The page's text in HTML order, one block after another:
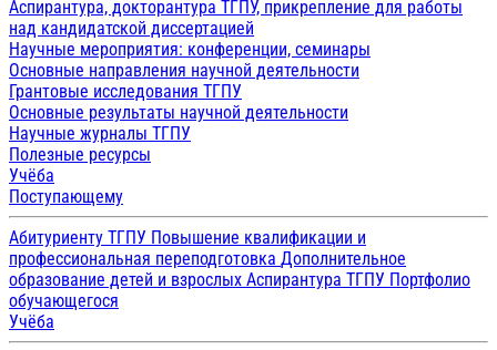
Аспирантура, докторантура ТГПУ, прикрепление для работы
над кандидатской диссертацией
Научные мероприятия: конференции, семинары
Основные направления научной деятельности
Грантовые исследования ТГПУ
Основные результаты научной деятельности
Научные журналы ТГПУ
Полезные ресурсы
Учёба
Поступающему
Абитуриенту ТГПУ Повышение квалификации и
профессиональная переподготовка Дополнительное
образование детей и взрослых Аспирантура ТГПУ Портфолио
обучающегося
Учёба